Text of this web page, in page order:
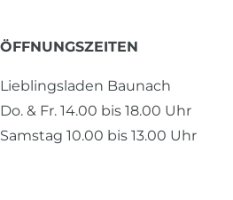
ÖFFNUNGSZEITEN
Lieblingsladen Baunach
Do. & Fr. 14.00 bis 18.00 Uhr
Samstag 10.00 bis 13.00 Uhr